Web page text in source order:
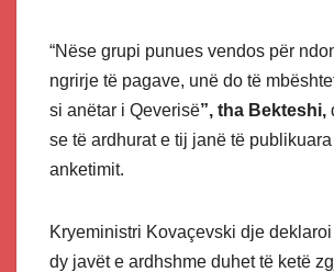
“Nëse grupi punues vendos për
ngrirje të pagave, unë do të
si anëtar i Qeverisë”, tha Bekteshi,
se të ardhurat e tij janë të
anketimit.
Kryeministri Kovaçevski dje
dy javët e ardhshme duhet të ketë